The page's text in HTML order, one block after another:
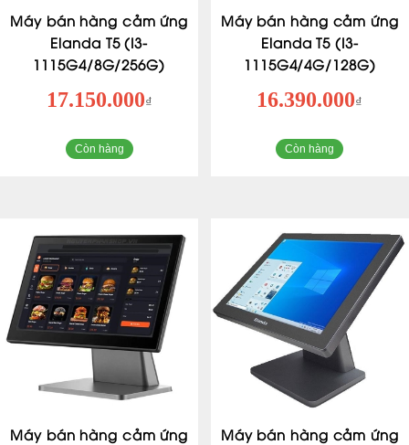
Máy bán hàng cảm ứng
Elanda T5 (I3-
1115G4/8G/256G)
17.150.000₫
Còn hàng
Máy bán hàng cảm ứng
Elanda T5 (I3-
1115G4/4G/128G)
16.390.000₫
Còn hàng
Máy bán hàng cảm ứng
Máy bán hàng cảm ứng